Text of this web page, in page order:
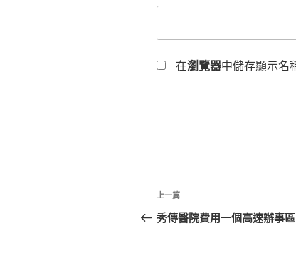
在瀏覽器中儲存顯示名
文
章
上
一
上一篇
秀傳醫院費用一個高速辦事